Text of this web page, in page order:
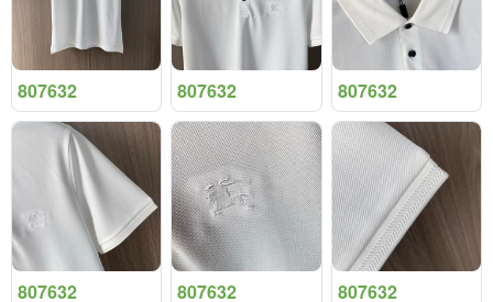
807632 807632 807632
807632 807632 807632